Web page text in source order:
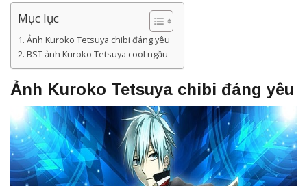
Mục lục
Ảnh Kuroko Tetsuya chibi đáng yêu
BST ảnh Kuroko Tetsuya cool ngầu
Ảnh Kuroko Tetsuya chibi đáng yêu